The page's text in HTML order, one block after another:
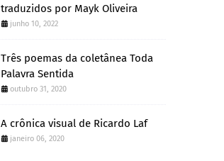
traduzidos por Mayk Oliveira
junho 10, 2022
Três poemas da coletânea Toda
Palavra Sentida
outubro 31, 2020
A crônica visual de Ricardo Laf
janeiro 06, 2020